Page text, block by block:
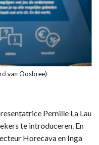
van Oosbree)
Pernille La Lau
te introduceren. En
Horecava en Inga